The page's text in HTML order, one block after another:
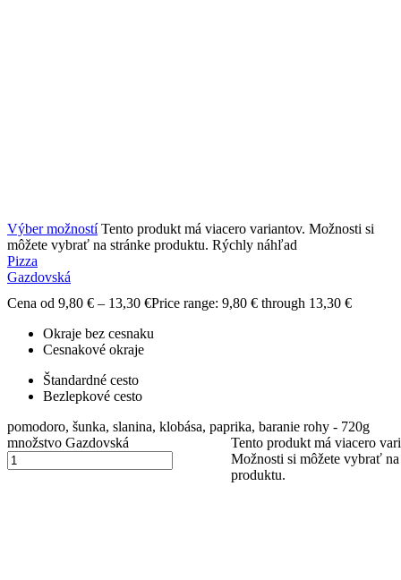
Výber možností Tento produkt má viacero variantov. Možnosti si
môžete vybrať na stránke produktu. Rýchly náhľad
Pizza
Gazdovská
Cena od 9,80 € – 13,30 €Price range: 9,80 € through 13,30 €
Okraje bez cesnaku
Cesnakové okraje
Štandardné cesto
Bezlepkové cesto
pomodoro, šunka, slanina, klobása, paprika, baranie rohy - 720g
množstvo Gazdovská
Tento produkt má viacero
Možnosti si môžete vybrať na
produktu.